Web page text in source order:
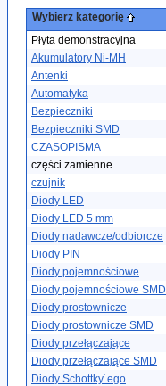
Wybierz kategorię
Płyta demonstracyjna
Akumulatory Ni-MH
Antenki
Automatyka
Bezpieczniki
Bezpieczniki SMD
CZASOPISMA
części zamienne
czujnik
Diody LED
Diody LED 5 mm
Diody nadawcze/odbiorcze
Diody PIN
Diody pojemnościowe
Diody pojemnościowe SMD
Diody prostownicze
Diody prostownicze SMD
Diody przełączające
Diody przełączające SMD
Diody Schottky´ego